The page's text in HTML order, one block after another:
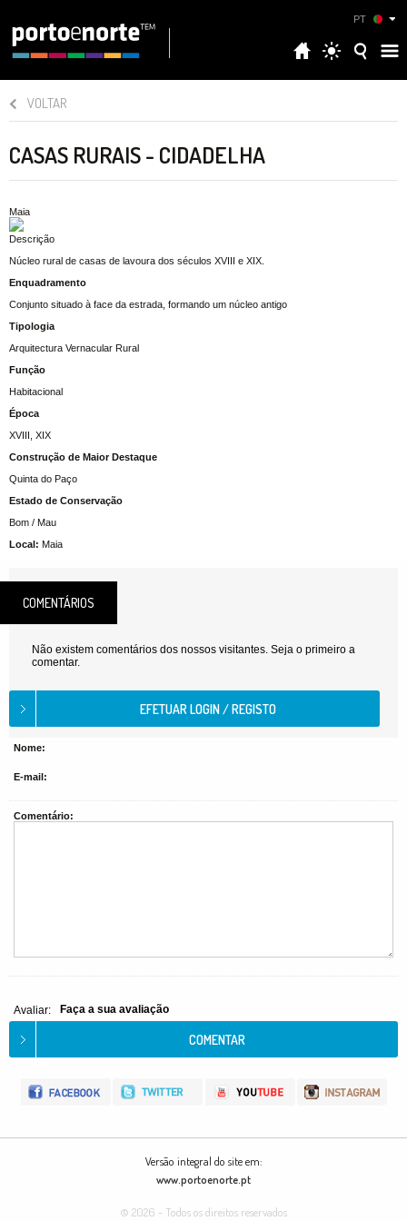
PT
VOLTAR
CASAS RURAIS - CIDADELHA
Maia
Descrição
Núcleo rural de casas de lavoura dos séculos XVIII e XIX.
Enquadramento
Conjunto situado à face da estrada, formando um núcleo antigo
Tipologia
Arquitectura Vernacular Rural
Função
Habitacional
Época
XVIII, XIX
Construção de Maior Destaque
Quinta do Paço
Estado de Conservação
Bom / Mau
Local: Maia
COMENTÁRIOS
Não existem comentários dos nossos visitantes. Seja o primeiro a
comentar.
Nome:
E-mail:
Comentário:
Avaliar: Faça a sua avaliação
Versão integral do site em:
www.portoenorte.pt
© 2026 - Todos os direitos reservados